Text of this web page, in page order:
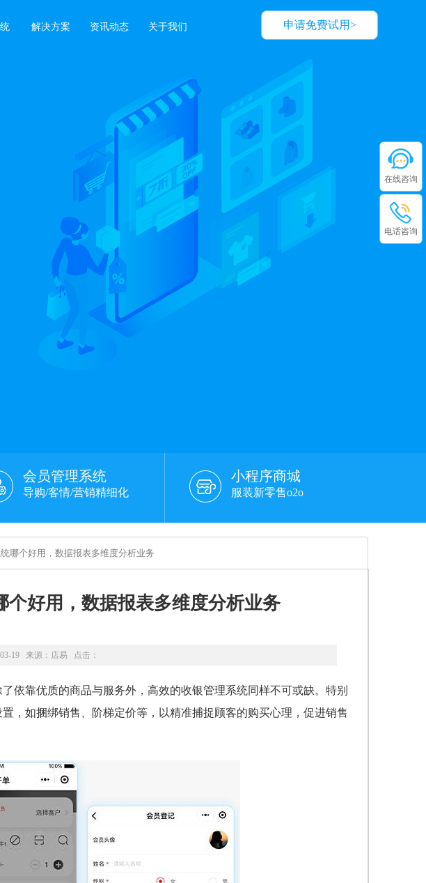
申请免费试用>
解决方案 资讯动态 关于我们
会员管理系统
导购/客情/营销精细化
小程序商城
服装新零售o2o
哪个好用，数据报表多维度分析业务
个好用，数据报表多维度分析业务
19 来源： 店易 点击：
依靠优质的商品与服务外，高效的收银管理系统同样不可或缺。特别
，如捆绑销售、阶梯定价等，以精准捕捉顾客的购买心理，促进销售
在线咨询
电话咨询